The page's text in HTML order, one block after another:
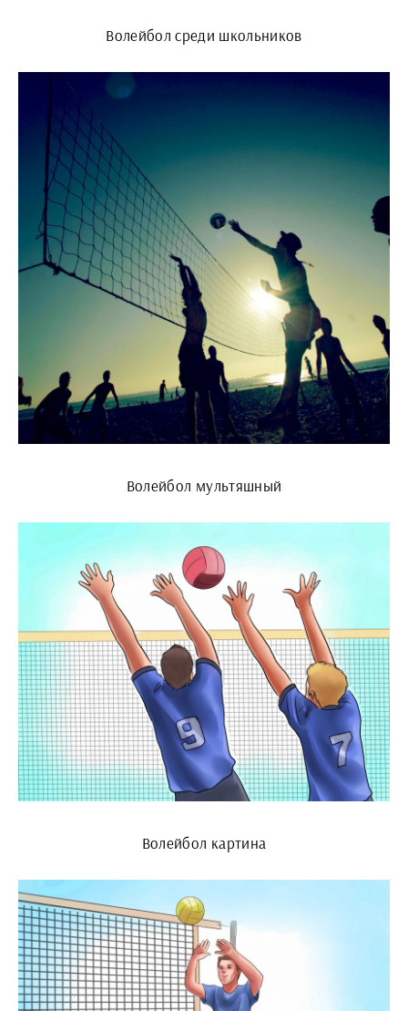
Волейбол среди школьников
Волейбол мультяшный
Волейбол картина